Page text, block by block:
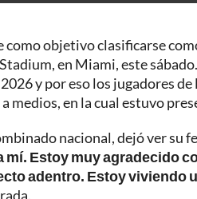
como objetivo clasificarse
en Miami, este
y por eso los jugadores
medios, en la cual estuvo
nacional, dejó ver su
mí. Estoy muy agradecido
adentro. Estoy viviendo